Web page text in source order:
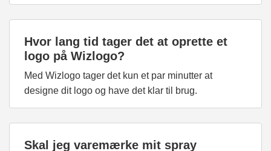
Hvor lang tid tager det at oprette et
logo på Wizlogo?
Med Wizlogo tager det kun et par minutter at
designe dit logo og have det klar til brug.
Skal jeg varemærke mit spray